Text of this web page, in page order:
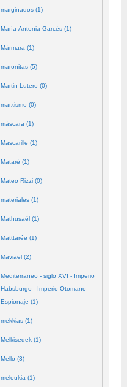
marginados (1)
María Antonia Garcés (1)
Mármara (1)
maronitas (5)
Martin Lutero (0)
marxismo (0)
máscara (1)
Mascarille (1)
Mataré (1)
Mateo Rizzi (0)
materiales (1)
Mathusaël (1)
Matttarée (1)
Maviaël (2)
Mediterraneo - siglo XVI - Imperio
Habsburgo - Imperio Otomano -
Espionaje (1)
mekkias (1)
Melkisedek (1)
Mello (3)
meloukia (1)